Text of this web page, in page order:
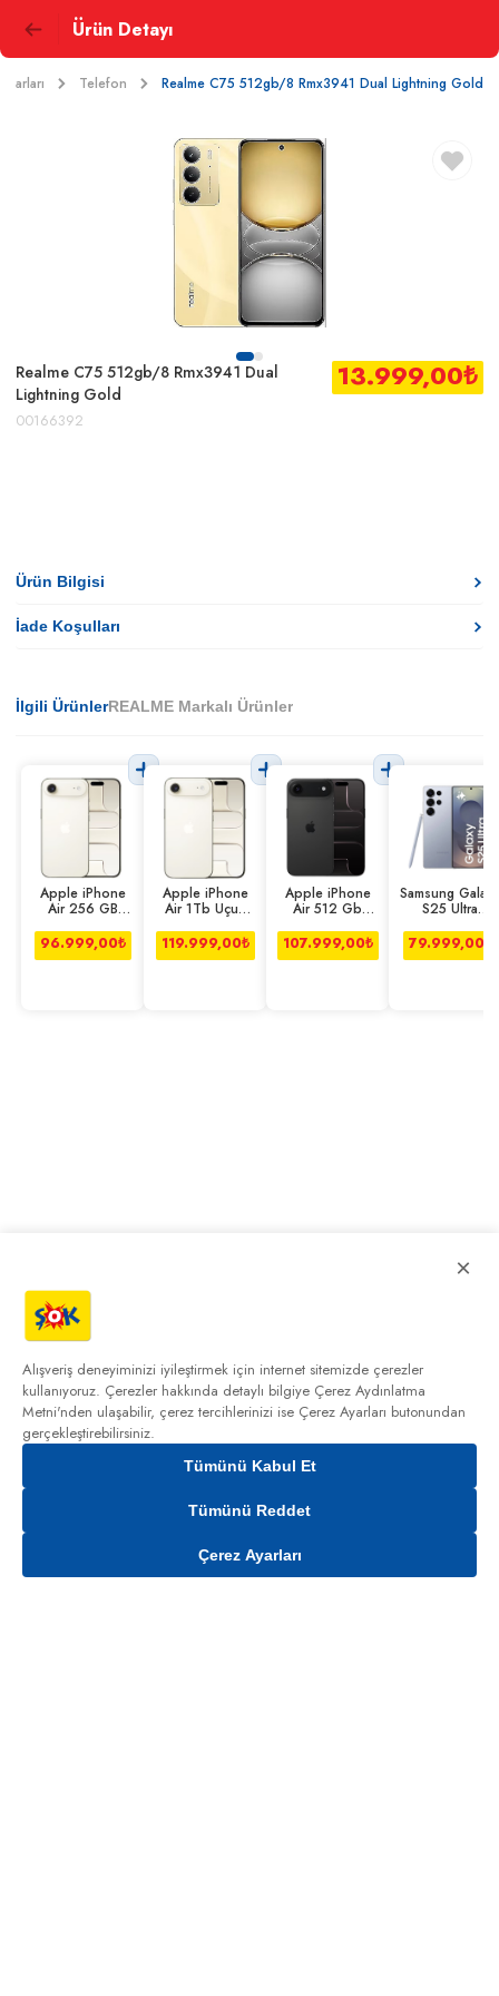
Ürün Detayı
Telefon Realme C75 512gb/8 Rmx3941 Dual Lightning Gold
Realme C75 512gb/8 Rmx3941 Dual
Lightning Gold
00166392
13.999,00₺
Gelince Haber Ver
Ürün Bilgisi
İade Koşulları
İlgili ÜrünlerREALME Markalı Ürünler
Apple iPhone
Air 256 GB
96.999,00₺
Apple iPhone
Air 1Tb Uçuk
119.999,00₺
Apple iPhone
Air 512 Gb
107.999,00₺
Samsung Galaxy
S25 Ultra
Titanyum Mavi
79.999,00
×
Alışveriş deneyiminizi iyileştirmek için internet sitemizde çerezler
kullanıyoruz. Çerezler hakkında detaylı bilgiye Çerez Aydınlatma
Metni'nden ulaşabilir, çerez tercihlerinizi ise Çerez Ayarları butonundan
gerçekleştirebilirsiniz.
Tümünü Kabul Et
Tümünü Reddet
Çerez Ayarları